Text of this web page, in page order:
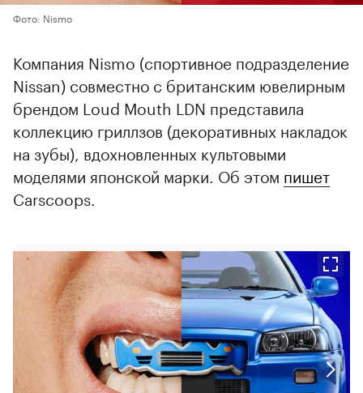
Фото: Nismo
Компания Nismo (спортивное подразделение
Nissan) совместно с британским ювелирным
брендом Loud Mouth LDN представила
коллекцию гриллзов (декоративных накладок
на зубы), вдохновленных культовыми
моделями японской марки. Об этом пишет
Carscoops.